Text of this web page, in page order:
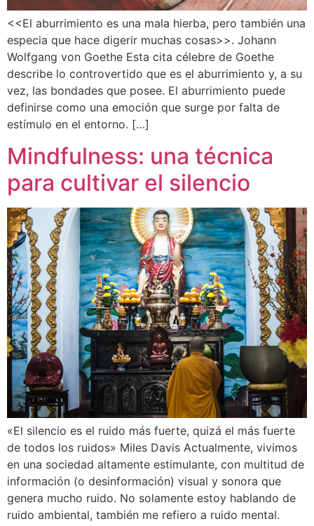
<<El aburrimiento es una mala hierba, pero también una
especia que hace digerir muchas cosas>>. Johann
Wolfgang von Goethe Esta cita célebre de Goethe
describe lo controvertido que es el aburrimiento y, a su
vez, las bondades que posee. El aburrimiento puede
definirse como una emoción que surge por falta de
estímulo en el entorno. […]
Mindfulness: una técnica
para cultivar el silencio
«El silencio es el ruido más fuerte, quizá el más fuerte
de todos los ruidos» Miles Davis Actualmente, vivimos
en una sociedad altamente estimulante, con multitud de
información (o desinformación) visual y sonora que
genera mucho ruido. No solamente estoy hablando de
ruido ambiental, también me refiero a ruido mental.